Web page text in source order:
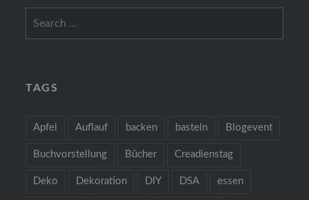
TAGS
Apfel Auflauf backen basteln Blogevent
Buchvorstellung Bücher Creadienstag
Deko Dekoration DIY DSA essen